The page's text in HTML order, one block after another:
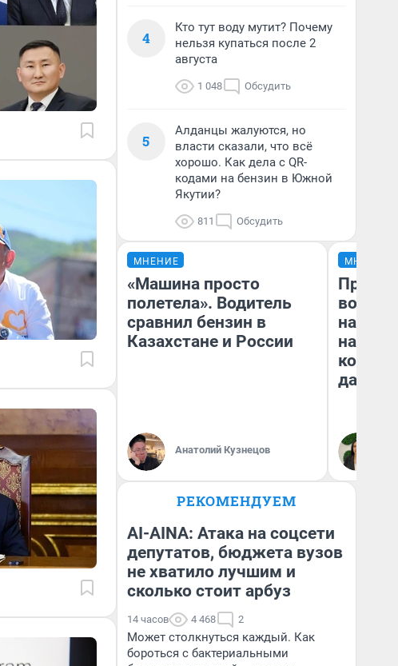
4
Кто тут воду мутит? Почему
нельзя купаться после 2
августа
1 048 Обсудить
5
Алданцы жалуются, но
власти сказали, что всё
хорошо. Как дела с QR-
кодами на бензин в Южной
Якутии?
811 Обсудить
МНЕНИЕ
«Машина просто
полетела». Водитель
сравнил бензин в
Казахстане и России
Анатолий Кузнецов
МНЕНИЕ
нам
даже
РЕКОМЕНДУЕМ
AI-AINA: Атака на соцсети
депутатов, бюджета вузов
не хватило лучшим и
сколько стоит арбуз
14 часов 4 468 2
Может столкнуться каждый. Как
бороться с бактериальными